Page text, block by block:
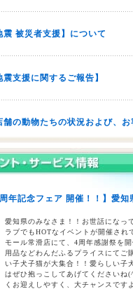
震 被災者支援】について
震支援に関するご報告】
舗の動物たちの状況および、
中心とする地震について
熊本地震に伴う臨時休業のお
周年記念フェア 開催！！】愛
愛知県のみなさま！！お世話になっ
ラブでもHOTなイベントが開催さ
モール常滑店にて、4周年感謝祭を
用品などわんだふるプライスにて
い子犬子猫が大集合！！愛らしい子
はぜひ抱っこしてあげてください
くお迎えしやすく、大チャンスです